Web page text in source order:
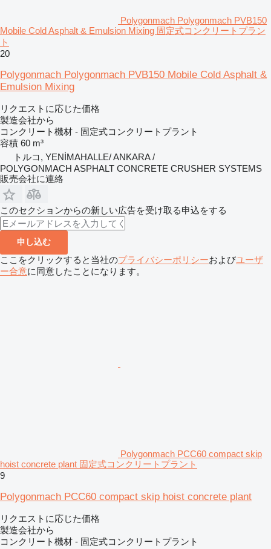
Polygonmach Polygonmach PVB150
Mobile Cold Asphalt & Emulsion Mixing 固定式コンクリートプラン
ト
20
Polygonmach Polygonmach PVB150 Mobile Cold Asphalt &
Emulsion Mixing
リクエストに応じた価格
製造会社から
コンクリート機材 - 固定式コンクリートプラント
容積 60 m³
トルコ, YENİMAHALLE/ ANKARA /
POLYGONMACH ASPHALT CONCRETE CRUSHER SYSTEMS
販売会社に連絡
このセクションからの新しい広告を受け取る申込をする
申し込む
ここをクリックすると当社のプライバシーポリシーおよびユーザ
ー合意に同意したことになります。
Polygonmach PCC60 compact skip
hoist concrete plant 固定式コンクリートプラント
9
Polygonmach PCC60 compact skip hoist concrete plant
リクエストに応じた価格
製造会社から
コンクリート機材 - 固定式コンクリートプラント